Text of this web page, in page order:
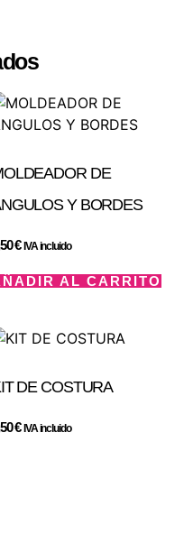
DE
Y BORDES
€ IVA incluido
AL CARRITO
DE COSTURA
€ IVA incluido